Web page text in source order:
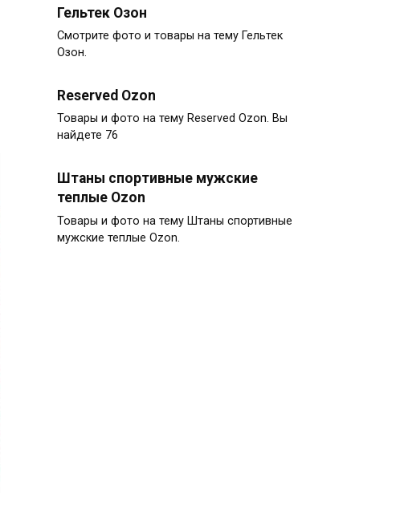
Гельтек Озон
Смотрите фото и товары на тему Гельтек
Озон.
Reserved Ozon
Товары и фото на тему Reserved Ozon. Вы
найдете 76
Штаны спортивные мужские
теплые Ozon
Товары и фото на тему Штаны спортивные
мужские теплые Ozon.